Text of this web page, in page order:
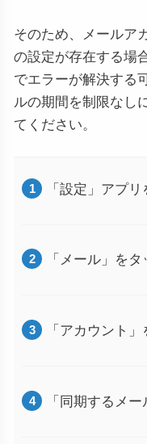
そのため、メールア
の設定が存在する場
でエラーが解決する
ルの期間を制限なし
てください。
「設定」アプリ
「メール」をタ
「アカウント
「同期するメ